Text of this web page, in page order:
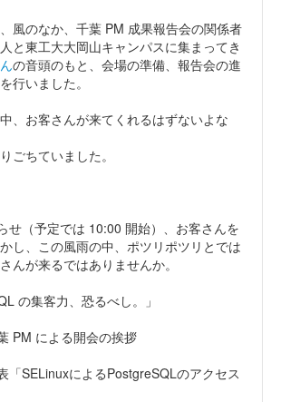
風のなか、千葉 PM 成果報告会の関係者
と東工大大岡山キャンパスに集まってき
の音頭のもと、会場の準備、報告会の進
行いました。
中、お客さんが来てくれるはずないよな
ごちていました。
せ（予定では 10:00 開始）、お客さんを
し、この風雨の中、ポツリポツリとでは
んが来るではありませんか。
の集客力、恐るべし。」
PM による開会の挨拶
「SELinuxによるPostgreSQLのアクセス